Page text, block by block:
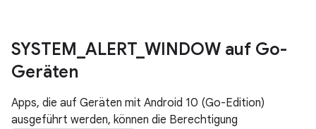
SYSTEM ALERT_ WINDOW auf Go-
Geräten
Apps, die auf Geräten mit Android 10 (Go-Edition)
ausgeführt werden, können die Berechtigung